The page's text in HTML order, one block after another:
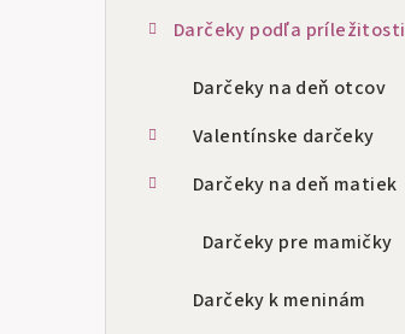
Darčeky podľa príležitosti
Darčeky na deň otcov
Valentínske darčeky
Darčeky na deň matiek
Darčeky pre mamičky
Darčeky k meninám